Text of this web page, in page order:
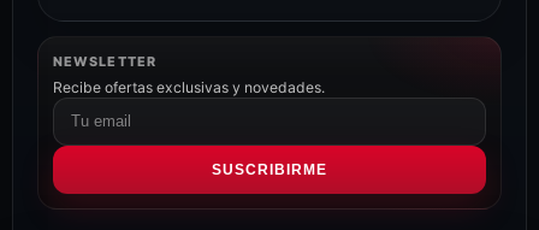
NEWSLETTER
Recibe ofertas exclusivas y novedades.
Correo
electrónico
SUSCRIBIRME